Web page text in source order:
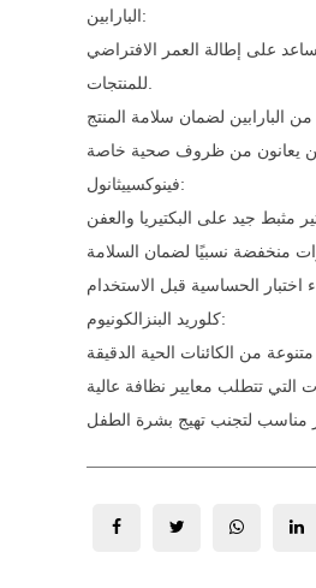
البارابين:
على إطالة العمر الافتراضي
فينوكسييثانول:
كلوريد البنزالكونيوم: